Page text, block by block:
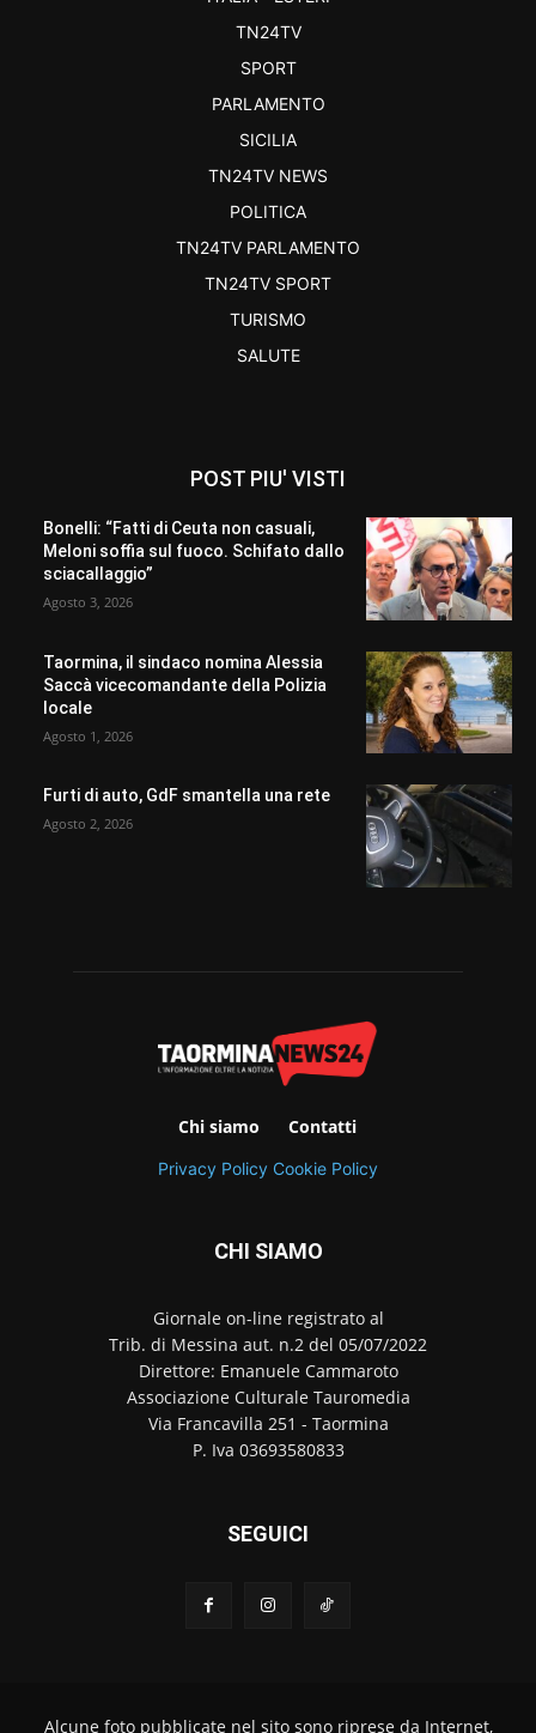
TN24TV
SPORT
PARLAMENTO
SICILIA
TN24TV NEWS
POLITICA
TN24TV PARLAMENTO
TN24TV SPORT
TURISMO
SALUTE
POST PIU' VISTI
Bonelli: “Fatti di Ceuta non casuali,
Meloni soffia sul fuoco. Schifato dallo
sciacallaggio”
Agosto 3, 2026
Taormina, il sindaco nomina Alessia
Saccà vicecomandante della Polizia
locale
Agosto 1, 2026
Furti di auto, GdF smantella una rete
Agosto 2, 2026
Chi siamo Contatti
Privacy Policy Cookie Policy
CHI SIAMO
Giornale on-line registrato al
Trib. di Messina aut. n.2 del 05/07/2022
Direttore: Emanuele Cammaroto
Associazione Culturale Tauromedia
Via Francavilla 251 - Taormina
P. Iva 03693580833
SEGUICI
Alcune foto pubblicate nel sito sono riprese da Internet,